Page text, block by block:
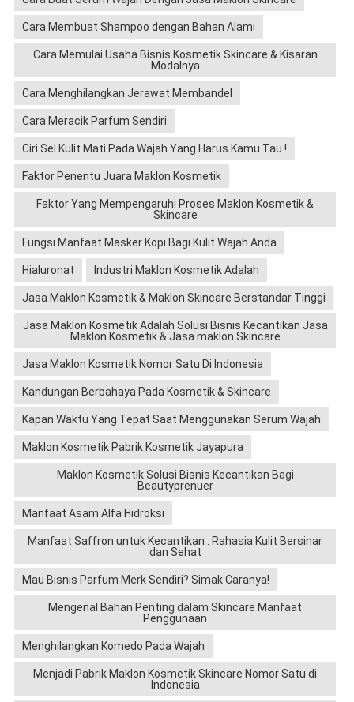
Cara Membuat Shampoo dengan Bahan Alami
Cara Memulai Usaha Bisnis Kosmetik Skincare & Kisaran
Modalnya
Cara Menghilangkan Jerawat Membandel
Cara Meracik Parfum Sendiri
Ciri Sel Kulit Mati Pada Wajah Yang Harus Kamu Tau !
Faktor Penentu Juara Maklon Kosmetik
Faktor Yang Mempengaruhi Proses Maklon Kosmetik &
Skincare
Fungsi Manfaat Masker Kopi Bagi Kulit Wajah Anda
Hialuronat Industri Maklon Kosmetik Adalah
Jasa Maklon Kosmetik & Maklon Skincare Berstandar Tinggi
Jasa Maklon Kosmetik Adalah Solusi Bisnis Kecantikan Jasa
Maklon Kosmetik & Jasa maklon Skincare
Jasa Maklon Kosmetik Nomor Satu Di Indonesia
Kandungan Berbahaya Pada Kosmetik & Skincare
Kapan Waktu Yang Tepat Saat Menggunakan Serum Wajah
Maklon Kosmetik Pabrik Kosmetik Jayapura
Maklon Kosmetik Solusi Bisnis Kecantikan Bagi
Beautyprenuer
Manfaat Asam Alfa Hidroksi
Manfaat Saffron untuk Kecantikan : Rahasia Kulit Bersinar
dan Sehat
Mau Bisnis Parfum Merk Sendiri? Simak Caranya!
Mengenal Bahan Penting dalam Skincare Manfaat
Penggunaan
Menghilangkan Komedo Pada Wajah
Menjadi Pabrik Maklon Kosmetik Skincare Nomor Satu di
Indonesia